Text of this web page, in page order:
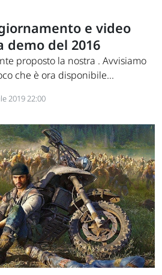
e video
demo del 2016
proposto la nostra . Avvisiamo
che è ora disponibile...
2019 22:00